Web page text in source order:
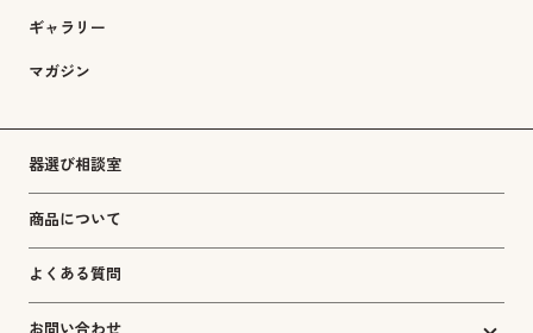
ギャラリー
マガジン
器選び相談室
商品について
よくある質問
お問い合わせ